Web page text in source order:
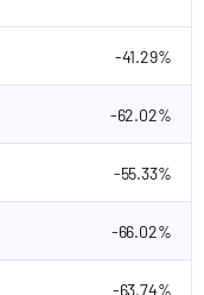
-41.29%
-62.02%
-55.33%
-66.02%
-63.74%